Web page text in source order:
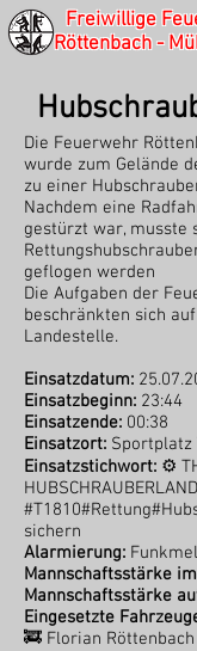
Freiwillige
Röttenbach -
Die Feuerwehr
wurde zum Gelände
zu einer
Nachdem eine
gestürzt war, musste
geflogen werden
Die Aufgaben der
beschränkten sich
Landestelle.
Einsatzdatum:
Einsatzbeginn: 23:44
Einsatzende: 00:38
Einsatzort: Sportplatz
Einsatzstichwort: ⚙
sichern
Alarmierung:
Mannschaftsstärke
Mannschaftsstärke
Eingesetzte
🚒 Florian